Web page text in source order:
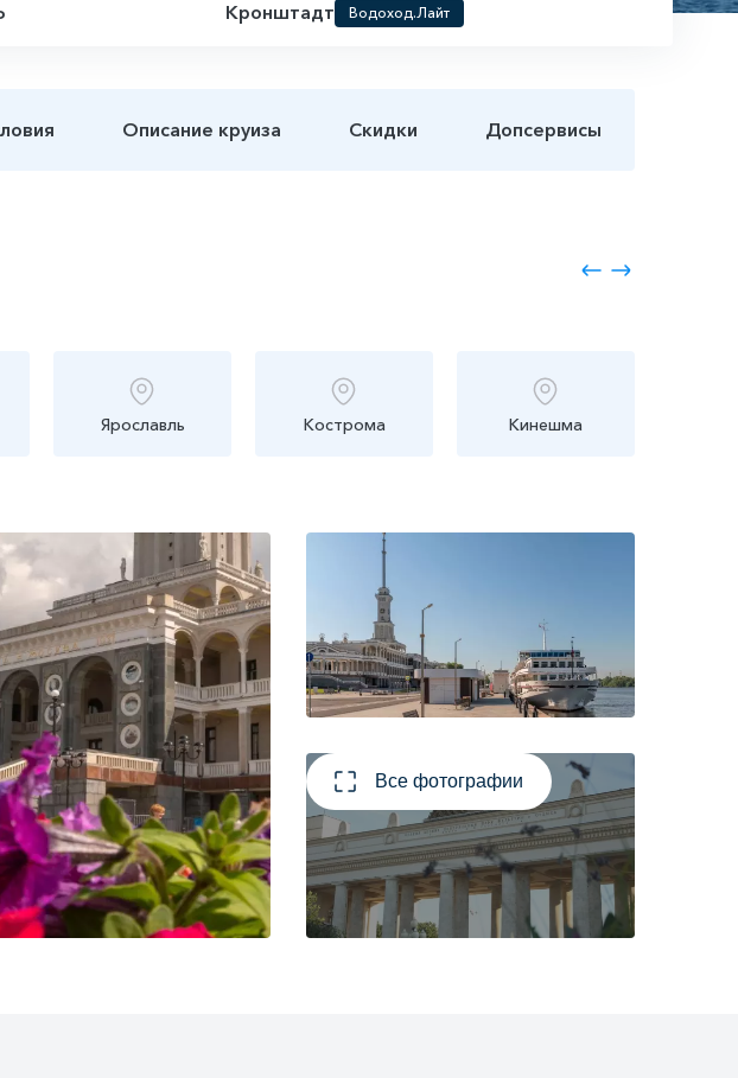
Кронштадт Водоход.Лайт
Описание круиза Скидки Допсервисы
Ярославль Кострома Кинешма
Все фотографии